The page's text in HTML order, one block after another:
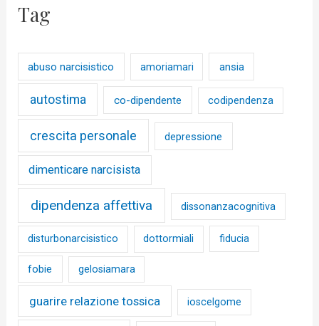
Tag
abuso narcisistico amoriamari ansia
autostima co-dipendente codipendenza
crescita personale depressione
dimenticare narcisista
dipendenza affettiva dissonanzacognitiva
disturbonarcisistico dottormiali fiducia
fobie gelosiamara
guarire relazione tossica ioscelgome